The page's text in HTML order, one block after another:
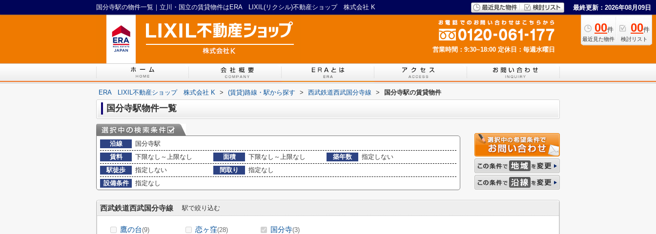
国分寺駅の物件一覧｜立川・国立の賃貸物件はERA LIXIL(リクシル)不動産ショップ 株式会社 K 最終更新：2026年08月09日
00件
最近見た物件
00件
検討リスト
営業時間：9:30~18:00 定休日：毎週水曜日
ERA LIXIL不動産ショップ 株式会社 K > (賃貸)路線・駅から探す > 西武鉄道西武国分寺線 > 国分寺駅の賃貸物件
国分寺駅物件一覧
沿線
国分寺駅
賃料
下限なし～上限なし 面積 下限なし～上限なし 築年数
指定しない
駅徒歩
指定しない 間取り
指定なし
設備条件
指定なし
西武鉄道西武国分寺線 駅で絞り込む
鷹の台(9) 恋ヶ窪(28) 国分寺(3)